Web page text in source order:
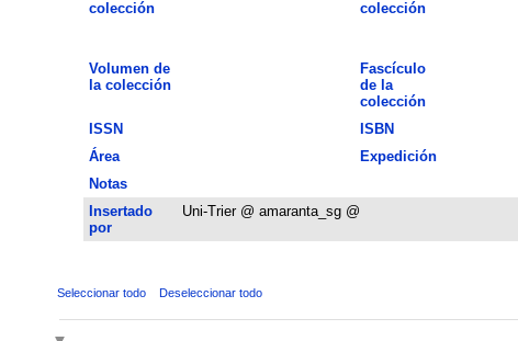
colección
colección
Volumen de
la colección
Fascículo
de la
colección
ISSN ISBN
Área
Expedición
Notas
Insertado
por
Uni-Trier @ amaranta_sg @
Seleccionar todo Deseleccionar todo